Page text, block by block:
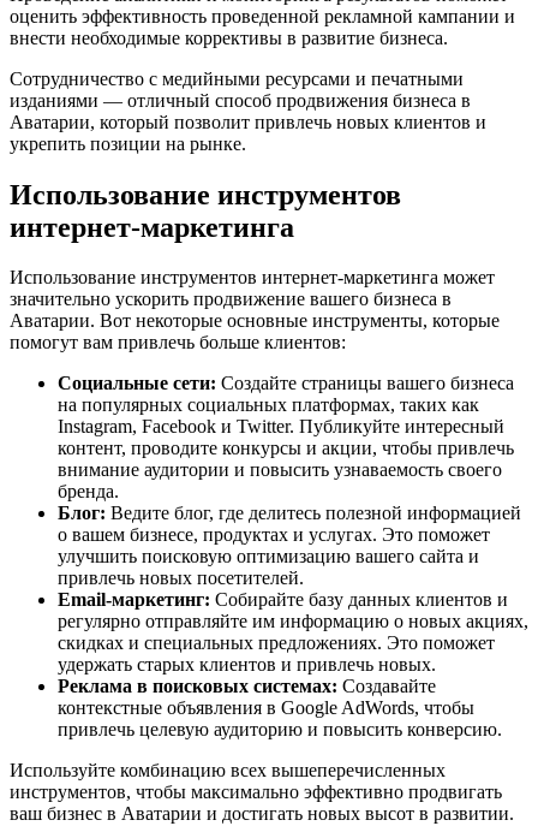
оценить эффективность проведенной рекламной кампании и
внести необходимые коррективы в развитие бизнеса.
Сотрудничество с медийными ресурсами и печатными
изданиями — отличный способ продвижения бизнеса в
Аватарии, который позволит привлечь новых клиентов и
укрепить позиции на рынке.
Использование инструментов
интернет-маркетинга
Использование инструментов интернет-маркетинга может
значительно ускорить продвижение вашего бизнеса в
Аватарии. Вот некоторые основные инструменты, которые
помогут вам привлечь больше клиентов:
Социальные сети: Создайте страницы вашего бизнеса
на популярных социальных платформах, таких как
Instagram, Facebook и Twitter. Публикуйте интересный
контент, проводите конкурсы и акции, чтобы привлечь
внимание аудитории и повысить узнаваемость своего
бренда.
Блог: Ведите блог, где делитесь полезной информацией
о вашем бизнесе, продуктах и услугах. Это поможет
улучшить поисковую оптимизацию вашего сайта и
привлечь новых посетителей.
Email-маркетинг: Собирайте базу данных клиентов и
регулярно отправляйте им информацию о новых акциях,
скидках и специальных предложениях. Это поможет
удержать старых клиентов и привлечь новых.
Реклама в поисковых системах: Создавайте
контекстные объявления в Google AdWords, чтобы
привлечь целевую аудиторию и повысить конверсию.
Используйте комбинацию всех вышеперечисленных
инструментов, чтобы максимально эффективно продвигать
ваш бизнес в Аватарии и достигать новых высот в развитии.